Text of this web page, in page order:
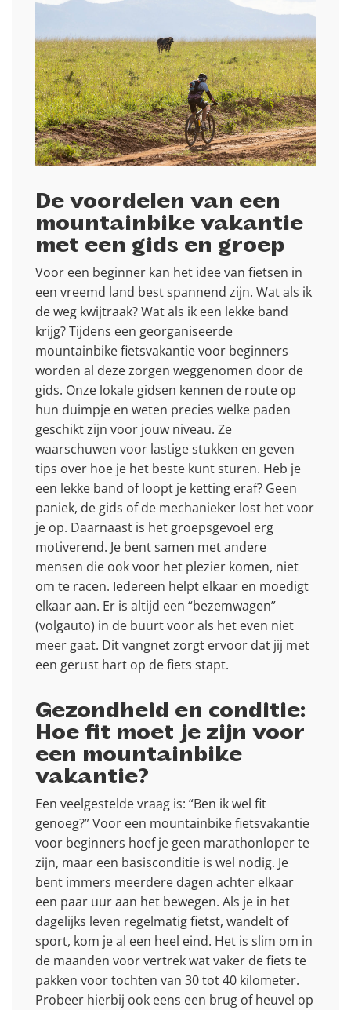
De voordelen van een
mountainbike vakantie
met een gids en groep
Voor een beginner kan het idee van fietsen in
een vreemd land best spannend zijn. Wat als ik
de weg kwijtraak? Wat als ik een lekke band
krijg? Tijdens een georganiseerde
mountainbike fietsvakantie voor beginners
worden al deze zorgen weggenomen door de
gids. Onze lokale gidsen kennen de route op
hun duimpje en weten precies welke paden
geschikt zijn voor jouw niveau. Ze
waarschuwen voor lastige stukken en geven
tips over hoe je het beste kunt sturen. Heb je
een lekke band of loopt je ketting eraf? Geen
paniek, de gids of de mechanieker lost het voor
je op. Daarnaast is het groepsgevoel erg
motiverend. Je bent samen met andere
mensen die ook voor het plezier komen, niet
om te racen. Iedereen helpt elkaar en moedigt
elkaar aan. Er is altijd een “bezemwagen”
(volgauto) in de buurt voor als het even niet
meer gaat. Dit vangnet zorgt ervoor dat jij met
een gerust hart op de fiets stapt.
Gezondheid en conditie:
Hoe fit moet je zijn voor
een mountainbike
vakantie?
Een veelgestelde vraag is: “Ben ik wel fit
genoeg?” Voor een mountainbike fietsvakantie
voor beginners hoef je geen marathonloper te
zijn, maar een basisconditie is wel nodig. Je
bent immers meerdere dagen achter elkaar
een paar uur aan het bewegen. Als je in het
dagelijks leven regelmatig fietst, wandelt of
sport, kom je al een heel eind. Het is slim om in
de maanden voor vertrek wat vaker de fiets te
pakken voor tochten van 30 tot 40 kilometer.
Probeer hierbij ook eens een brug of heuvel op